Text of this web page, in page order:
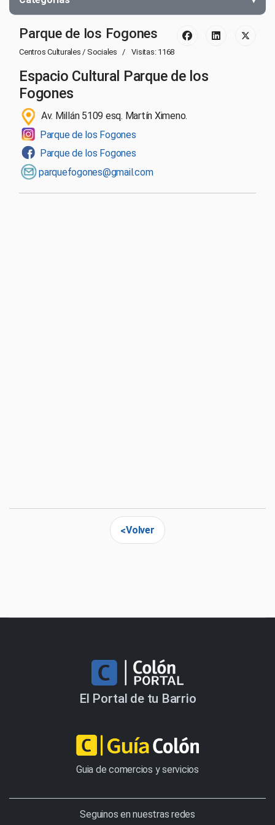
Parque de los Fogones
Centros Culturales / Sociales Visitas: 1168
Espacio Cultural Parque de los
Fogones
Av. Millán 5109 esq. Martín Ximeno.
Parque de los Fogones
Parque de los Fogones
parquefogones@gmail.com
Volver
El Portal de tu Barrio
Guia de comercios y servicios
Seguinos en nuestras redes